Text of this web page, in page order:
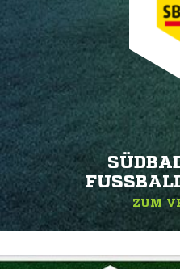
ZUM